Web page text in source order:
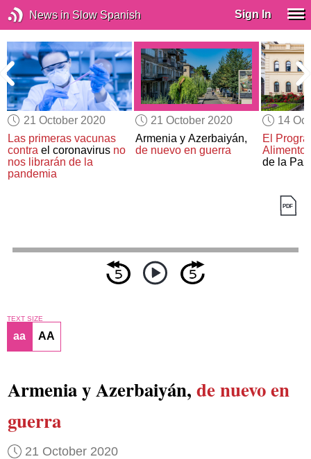
News in Slow Spanish Sign In
21 October 2020
Las primeras vacunas
contra el coronavirus no
nos librarán de la
pandemia
21 October 2020
Armenia y Azerbaiyán,
de nuevo en guerra
14
El
Alimentos
de la
TEXT SIZE
aa AA
Armenia y Azerbaiyán, de nuevo en
guerra
21 October 2020